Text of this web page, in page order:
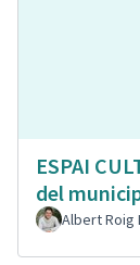
ESPAI
del
Albert Roig